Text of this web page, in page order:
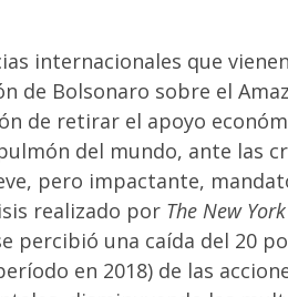
internacionales que
de Bolsonaro sobre el
de retirar el apoyo
del mundo, ante las
pero impactante,
realizado por The New
percibió una caída del 20
en 2018) de las